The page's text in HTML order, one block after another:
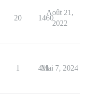
20 1460
Août 21,
2022
1 411
Mai 7, 2024